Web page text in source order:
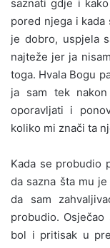
saznati gdje i
pored njega i
je dobro, uspjela
najteže jer ja
toga. Hvala Bogu
ja sam tek
oporavljati i
koliko mi znači ta
Kada se probudio
da sazna šta mu
da sam
probudio.
bol i pritisak u